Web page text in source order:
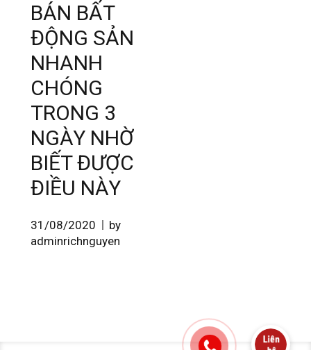
BÁN BẤT
ĐỘNG SẢN
NHANH
CHÓNG
TRONG 3
NGÀY NHỜ
BIẾT ĐƯỢC
ĐIỀU NÀY
31/08/2020
by
adminrichnguyen